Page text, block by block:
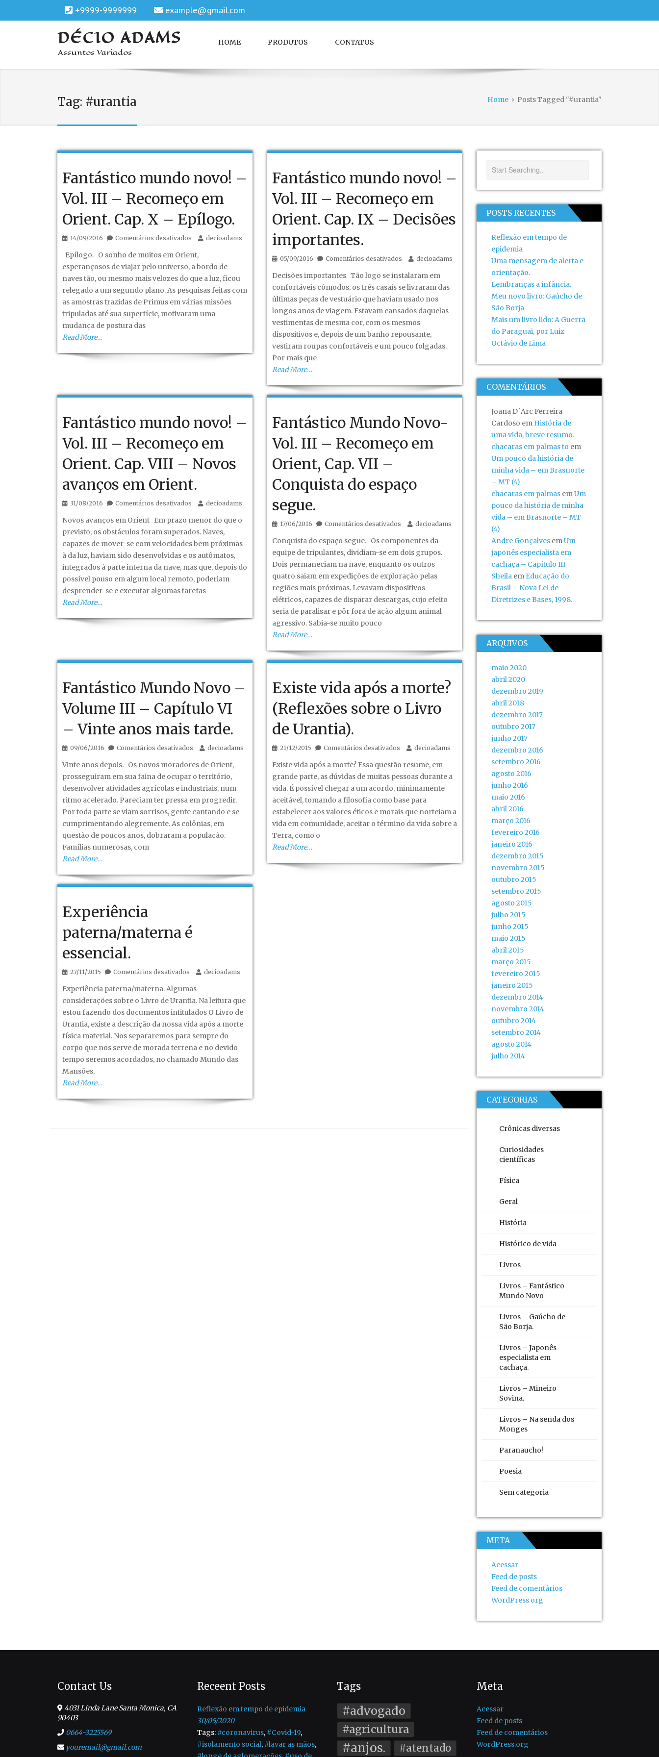
+9999-9999999 example@gmail.com
DÉCIO ADAMS
Assuntos Variados
HOME PRODUTOS CONTATOS
Tag: #urantia Home › Posts Tagged "#urantia"
Fantástico mundo novo! –
Vol. III – Recomeço em
Orient. Cap. X – Epílogo.
14/09/2016 Comentários desativados em
mundo
–
Vol.
Orient.
decioadams
Epílogo. O sonho de muitos em Orient,
esperançosos de viajar pelo universo, a bordo de
naves tão, ou mesmo mais velozes do que a luz, ficou
relegado a um segundo plano. As pesquisas feitas com
as amostras trazidas de Primus em várias missões
tripuladas até sua superfície, motivaram uma
mudança de postura das
Read More…
Fantástico mundo novo! –
Vol. III – Recomeço em
Orient. Cap. IX – Decisões
importantes.
05/09/2016 Comentários desativadosem
Recomeço
Cap.
IX
Decisões
decioadams
Decisões importantes Tão logo se instalaram em
confortáveis cômodos, os três casais se livraram das
últimas peças de vestuário que haviam usado nos
longos anos de viagem. Estavam cansados daquelas
vestimentas de mesma cor, com os mesmos
dispositivos e, depois de um banho repousante,
vestiram roupas confortáveis e um pouco folgadas.
Por mais que
Read More…
Fantástico mundo novo! –
Vol. III – Recomeço em
Orient. Cap. VIII – Novos
avanços em Orient.
31/08/2016 Comentários desativados em
–
Orient.
em
Orient.
decioadams
Novos avanços em Orient Em prazo menor do que o
previsto, os obstáculos foram superados. Naves,
capazes de mover-se com velocidades bem próximas
à da luz, haviam sido desenvolvidas e os autômatos,
integrados à parte interna da nave, mas que, depois do
possível pouso em algum local remoto, poderiam
desprender-se e executar algumas tarefas
Read More…
Fantástico Mundo Novo-
Vol. III – Recomeço em
Orient, Cap. VII –
Conquista do espaço
segue.
17/06/2016 Comentários desativadosem
Novo-
III
Recomeço
em
VII
–
do
segue.
decioadams
Conquista do espaço segue. Os componentes da
equipe de tripulantes, dividiam-se em dois grupos.
Dois permaneciam na nave, enquanto os outros
quatro saiam em expedições de exploração pelas
regiões mais próximas. Levavam dispositivos
elétricos, capazes de disparar descargas, cujo efeito
seria de paralisar e pôr fora de ação algum animal
agressivo. Sabia-se muito pouco
Read More…
Fantástico Mundo Novo –
Volume III – Capítulo VI
– Vinte anos mais tarde.
09/06/2016 Comentários desativados em
Volume
Capítulo
Vinte
anos
decioadams
Vinte anos depois. Os novos moradores de Orient,
prosseguiram em sua faina de ocupar o território,
desenvolver atividades agrícolas e industriais, num
ritmo acelerado. Pareciam ter pressa em progredir.
Por toda parte se viam sorrisos, gente cantando e se
cumprimentando alegremente. As colônias, em
questão de poucos anos, dobraram a população.
Famílias numerosas, com
Read More…
Existe vida após a morte?
(Reflexões sobre o Livro
de Urantia).
21/12/2015 Comentários desativadosem
morte?
(Reflexões
de
decioadams
Existe vida após a morte? Essa questão resume, em
grande parte, as dúvidas de muitas pessoas durante a
vida. É possível chegar a um acordo, minimamente
aceitável, tomando a filosofia como base para
estabelecer aos valores éticos e morais que norteiam a
vida em comunidade, aceitar o término da vida sobre a
Terra, como o
Read More…
Experiência
paterna/materna é
essencial.
27/11/2015 Comentários desativados em
decioadams
Experiência paterna/materna. Algumas
considerações sobre o Livro de Urantia. Na leitura que
estou fazendo dos documentos intitulados O Livro de
Urantia, existe a descrição da nossa vida após a morte
física material. Nos separaremos para sempre do
corpo que nos serve de morada terrena e no devido
tempo seremos acordados, no chamado Mundo das
Mansões,
Read More…
POSTS RECENTES
Reflexão em tempo de
epidemia
Uma mensagem de alerta e
orientação.
Lembranças a infância.
Meu novo livro: Gaúcho de
São Borja
Mais um livro lido: A Guerra
do Paraguai, por Luiz
Octávio de Lima
COMENTÁRIOS
Joana D´Arc Ferreira
Cardoso em História de
uma vida, breve resumo.
chacaras em palmas to em
Um pouco da história de
minha vida – em Brasnorte
– MT (4)
chacaras em palmas emUm
pouco da história de minha
vida – em Brasnorte – MT
(4)
Andre Gonçalves emUm
japonês especialista em
cachaça – Capítulo III
Sheila em Educação do
Brasil – Nova Lei de
Diretrizes e Bases, 1998.
ARQUIVOS
maio 2020
abril 2020
dezembro 2019
abril 2018
dezembro 2017
outubro 2017
junho 2017
dezembro 2016
setembro 2016
agosto 2016
junho 2016
maio 2016
abril 2016
março 2016
fevereiro 2016
janeiro 2016
dezembro 2015
novembro 2015
outubro 2015
setembro 2015
agosto 2015
julho 2015
junho 2015
maio 2015
abril 2015
março 2015
fevereiro 2015
janeiro 2015
dezembro 2014
novembro 2014
outubro 2014
setembro 2014
agosto 2014
julho 2014
CATEGORIAS
Crônicas diversas
Curiosidades
científicas
Física
Geral
História
Histórico de vida
Livros
Livros – Fantástico
Mundo Novo
Livros – Gaúcho de
São Borja.
Livros – Japonês
especialista em
cachaça.
Livros – Mineiro
Sovina.
Livros – Na senda dos
Monges
Paranaucho!
Poesia
Sem categoria
META
Acessar
Feed de posts
Feed de comentários
WordPress.org
Contact Us
4031 Linda Lane Santa Monica, CA
90403
0664-3225569
youremail@gmail.com
Receent Posts
Reflexão em tempo de epidemia
30/05/2020
Tags: #coronavirus, #Covid-19,
#isolamento social, #lavar as mãos,
Tags
#advogado
#agricultura
#anjos. #atentado
Meta
Acessar
Feed de posts
Feed de comentários
WordPress.org